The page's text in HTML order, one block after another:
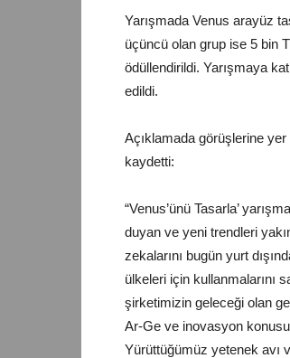
Yarışmada Venus arayüz
üçüncü olan grup ise 5 bin
ödüllendirildi. Yarışmaya
edildi.
Açıklamada görüşlerine
kaydetti:
“Venus’ünü Tasarla’
duyan ve yeni trendleri
zekalarını bugün yurt
ülkeleri için kullanmalarını
şirketimizin geleceği olan
Ar-Ge ve inovasyon
Yürüttüğümüz yetenek avı